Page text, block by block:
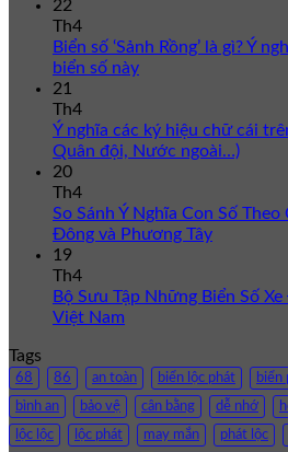
22
Th4
Biển số ‘Sảnh Rồng’ là gì? Ý
biển số này
21
Th4
Ý nghĩa các ký hiệu chữ cái
Quân đội, Nước ngoài…)
20
Th4
So Sánh Ý Nghĩa Con Số
Đông và Phương Tây
19
Th4
Bộ Sưu Tập Những Biển Số
Việt Nam
Tags
68 86 an toàn biển lộc phát biển
bình an bảo vệ cân bằng dễ nhớ
lộc lộc lộc phát may mắn phát lộc